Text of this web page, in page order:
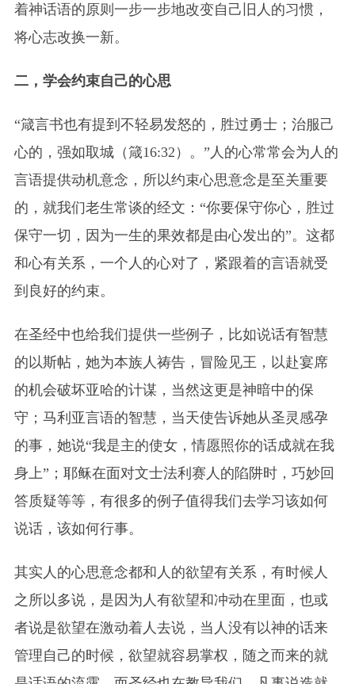
着神话语的原则一步一步地改变自己旧人的习惯，
将心志改换一新。
二，学会约束自己的心思
“箴言书也有提到不轻易发怒的，胜过勇士；治服己
心的，强如取城（箴16:32）。”人的心常常会为人的
言语提供动机意念，所以约束心思意念是至关重要
的，就我们老生常谈的经文：“你要保守你心，胜过
保守一切，因为一生的果效都是由心发出的”。这都
和心有关系，一个人的心对了，紧跟着的言语就受
到良好的约束。
在圣经中也给我们提供一些例子，比如说话有智慧
的以斯帖，她为本族人祷告，冒险见王，以赴宴席
的机会破坏亚哈的计谋，当然这更是神暗中的保
守；马利亚言语的智慧，当天使告诉她从圣灵感孕
的事，她说“我是主的使女，情愿照你的话成就在我
身上”；耶稣在面对文士法利赛人的陷阱时，巧妙回
答质疑等等，有很多的例子值得我们去学习该如何
说话，该如何行事。
其实人的心思意念都和人的欲望有关系，有时候人
之所以多说，是因为人有欲望和冲动在里面，也或
者说是欲望在激动着人去说，当人没有以神的话来
管理自己的时候，欲望就容易掌权，随之而来的就